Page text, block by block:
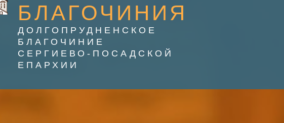
БЛАГОЧИНИЯ
ДОЛГОПРУДНЕНСКОЕ
БЛАГОЧИНИЕ
СЕРГИЕВО-ПОСАДСКОЙ
ЕПАРХИИ